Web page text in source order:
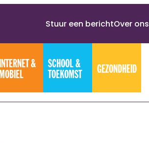
Stuur een berichtOver ons
INTERNET &
MOBIEL
SCHOOL &
TOEKOMST
GEZONDHEID